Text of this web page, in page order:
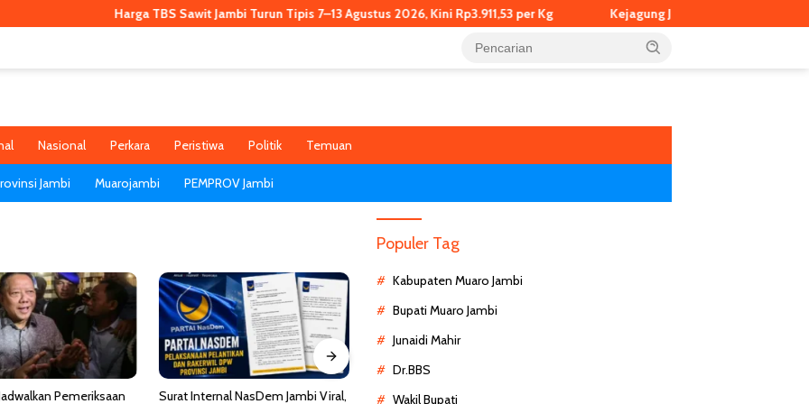
Harga TBS Sawit Jambi Turun Tipis 7–13 Agustus 2026, Kini Rp3.911,53 per Kg Kejagung Jadwalkan Pemeriksaan Eks
Nasional Perkara Peristiwa Politik Temuan
Jambi Muarojambi PEMPROV Jambi
NasDem Jambi Viral,
Kemenkes Ungkap Fakta Viral
Dokter Puskesmas di Malang
Populer Tag
Kabupaten Muaro Jambi
Bupati Muaro Jambi
Junaidi Mahir
Dr.BBS
Wakil Bupati